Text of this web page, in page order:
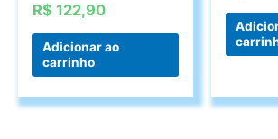
R$ 122,90
Adicionar ao
carrinho